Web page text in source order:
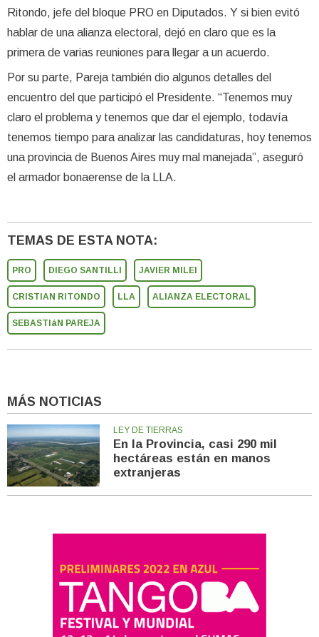
Ritondo, jefe del bloque PRO en Diputados. Y si bien evitó
hablar de una alianza electoral, dejó en claro que es la
primera de varias reuniones para llegar a un acuerdo.
Por su parte, Pareja también dio algunos detalles del
encuentro del que participó el Presidente. “Tenemos muy
claro el problema y tenemos que dar el ejemplo, todavía
tenemos tiempo para analizar las candidaturas, hoy tenemos
una provincia de Buenos Aires muy mal manejada”, aseguró
el armador bonaerense de la LLA.
TEMAS DE ESTA NOTA:
PRO DIEGO SANTILLI JAVIER MILEI
CRISTIAN RITONDO LLA ALIANZA ELECTORAL
SEBASTIáN PAREJA
MÁS NOTICIAS
LEY DE TIERRAS
En la Provincia, casi 290 mil
hectáreas están en manos
extranjeras